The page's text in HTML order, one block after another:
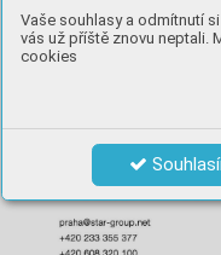
Vaše souhlasy a odmítnutí
vás už příště znovu neptali.
cookies